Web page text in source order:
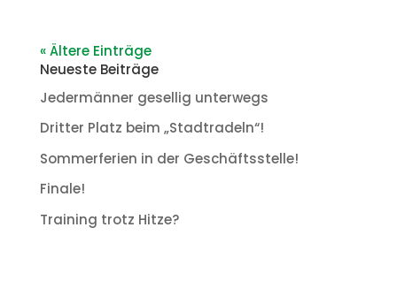
« Ältere Einträge
Neueste Beiträge
Jedermänner gesellig unterwegs
Dritter Platz beim „Stadtradeln“!
Sommerferien in der Geschäftsstelle!
Finale!
Training trotz Hitze?